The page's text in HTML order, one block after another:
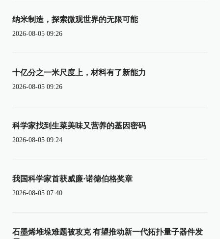
纳米制造，探索微观世界的无限可能
2026-08-05 09:26
十亿分之一米尺度上，材料有了新能力
2026-08-05 09:26
科学家找到生菜美味又营养的基因密码
2026-08-05 09:24
我国科学家首获威廉·诺德伯格奖章
2026-08-05 07:40
石墨烯堆垛难题被攻克 有望推动新一代拓扑量子器件发